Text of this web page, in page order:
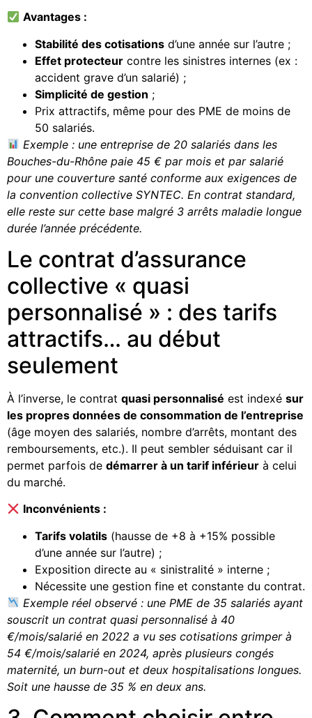
Avantages :
Stabilité des cotisations d’une année sur l’autre ;
Effet protecteur contre les sinistres internes (ex :
accident grave d’un salarié) ;
Simplicité de gestion ;
Prix attractifs, même pour des PME de moins de
50 salariés.
Exemple : une entreprise de 20 salariés dans les
Bouches-du-Rhône paie 45 € par mois et par salarié
pour une couverture santé conforme aux exigences de
la convention collective SYNTEC. En contrat standard,
elle reste sur cette base malgré 3 arrêts maladie longue
durée l’année précédente.
Le contrat d’assurance
collective « quasi
personnalisé » : des tarifs
attractifs… au début
seulement
À l’inverse, le contrat quasi personnalisé est indexé sur
les propres données de consommation de l’entreprise
(âge moyen des salariés, nombre d’arrêts, montant des
remboursements, etc.). Il peut sembler séduisant car il
permet parfois de démarrer à un tarif inférieur à celui
du marché.
Inconvénients :
Tarifs volatils (hausse de +8 à +15% possible
d’une année sur l’autre) ;
Exposition directe au « sinistralité » interne ;
Nécessite une gestion fine et constante du contrat.
Exemple réel observé : une PME de 35 salariés ayant
souscrit un contrat quasi personnalisé à 40
€/mois/salarié en 2022 a vu ses cotisations grimper à
54 €/mois/salarié en 2024, après plusieurs congés
maternité, un burn-out et deux hospitalisations longues.
Soit une hausse de 35 % en deux ans.